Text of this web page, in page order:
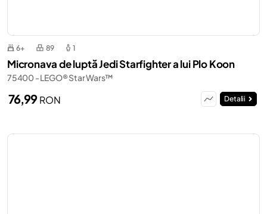
6+ 89 1
Micronava de luptă Jedi Starfighter a lui Plo Koon
75400 - LEGO® Star Wars™
76,99RON Detalii